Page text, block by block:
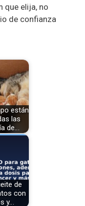
que elija, no
de confianza
están
las
de…
de
con
y…